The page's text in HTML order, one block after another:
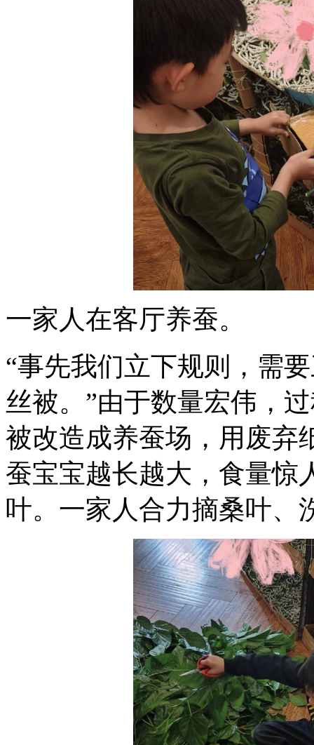
一家人在客厅养蚕。
“事先我们立下规则，需
丝被。”由于数量宏伟，
被改造成养蚕场，用废弃
蚕宝宝越长越大，食量惊
叶。一家人合力摘桑叶、